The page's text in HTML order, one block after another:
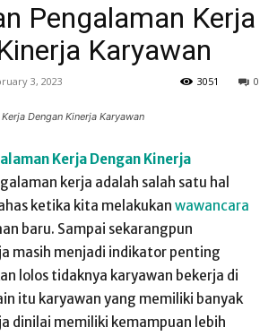
Pengalaman Kerja
Karyawan
3, 2023 0
3051
Dengan Kinerja Karyawan
Kerja Dengan Kinerja
kerja adalah salah satu hal
ketika kita melakukan wawancara
baru. Sampai sekarangpun
masih menjadi indikator penting
lolos tidaknya karyawan bekerja di
itu karyawan yang memiliki banyak
dinilai memiliki kemampuan lebih